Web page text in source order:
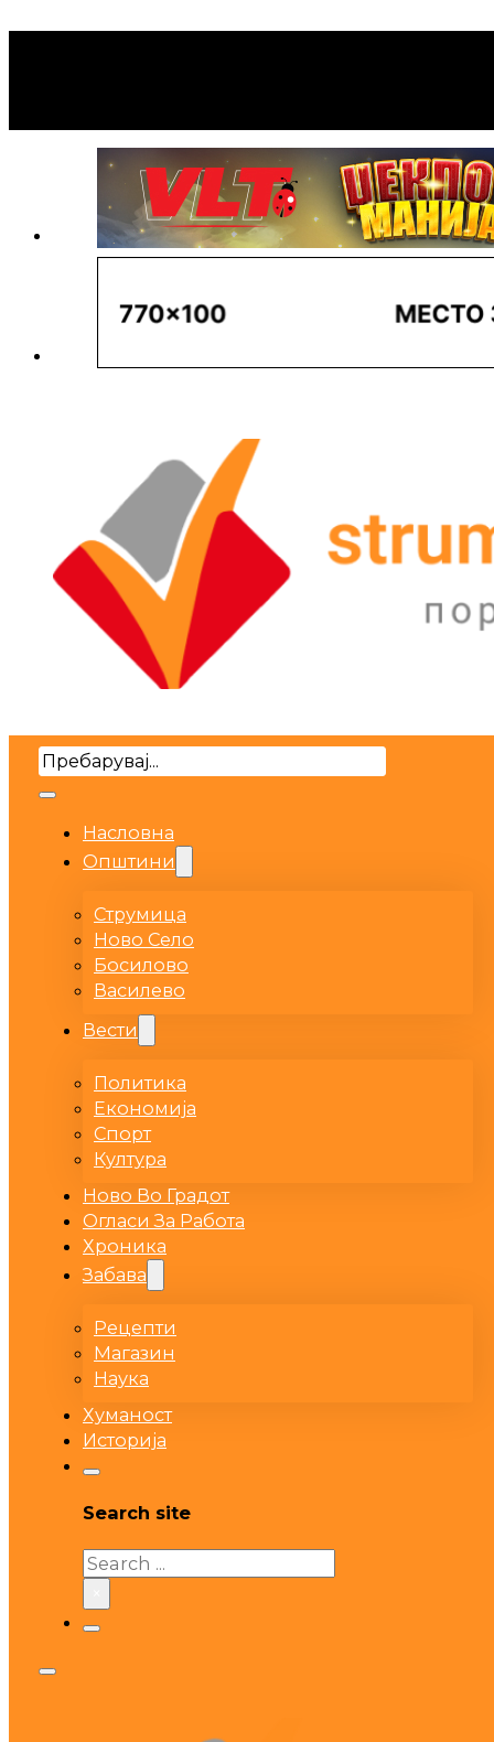
Search
Насловна
Општини
Струмица
Ново Село
Босилово
Василево
Вести
Политика
Економија
Спорт
Култура
Ново Во Градот
Огласи За Работа
Хроника
Забава
Рецепти
Магазин
Наука
Хуманост
Историја
Search site
Search